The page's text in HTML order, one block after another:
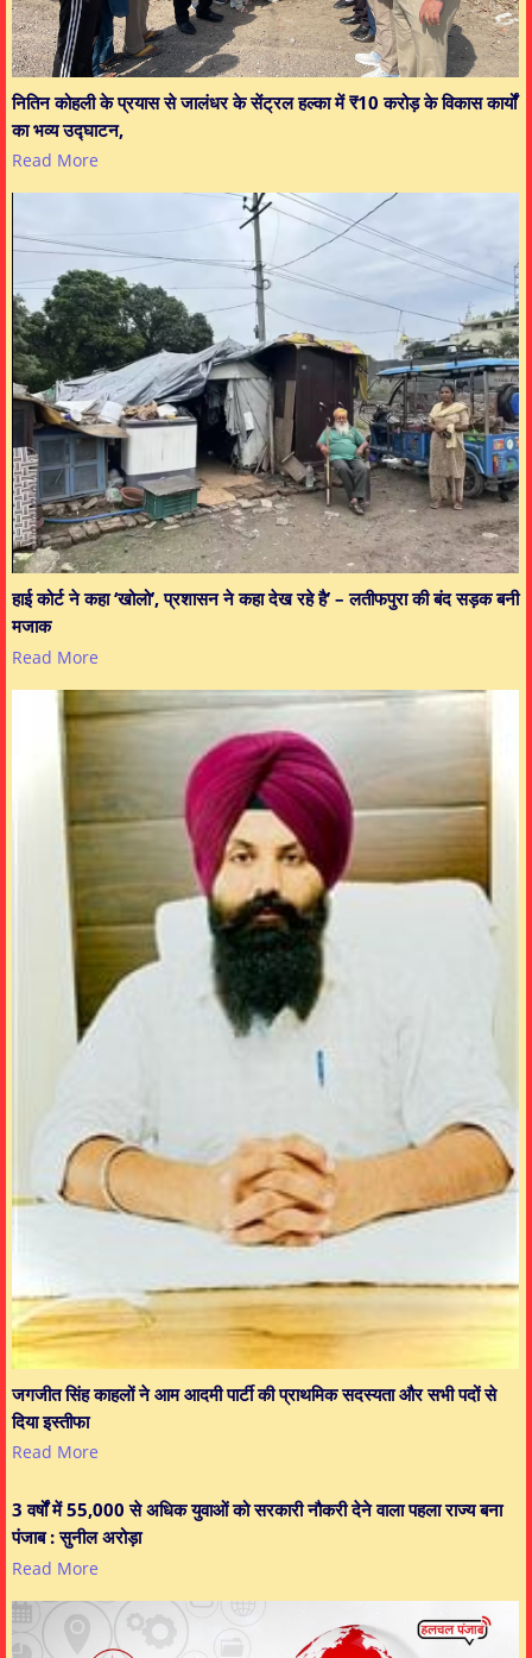
नितिन कोहली के प्रयास से जालंधर के सेंट्रल हल्का में ₹10 करोड़ के विकास कार्यों
का भव्य उद्घाटन,
Read More
हाई कोर्ट ने कहा ‘खोलो’, प्रशासन ने कहा देख रहे है’ – लतीफपुरा की बंद सड़क बनी
मजाक
Read More
जगजीत सिंह काहलों ने आम आदमी पार्टी की प्राथमिक सदस्यता और सभी पदों से
दिया इस्तीफा
Read More
3 वर्षों में 55,000 से अधिक युवाओं को सरकारी नौकरी देने वाला पहला राज्य बना
पंजाब : सुनील अरोड़ा
Read More